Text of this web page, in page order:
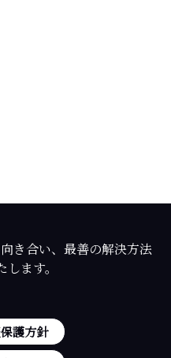
き合い、最善の解決方法
ます。
護方針